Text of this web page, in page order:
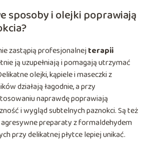
sposoby i olejki poprawiają
zastąpią profesjonalnejterapii
ją uzupełniają i pomagają utrzymać
olejki, kąpiele i maseczki z
działają łagodnie, a przy
naprawdę poprawiają
i wygląd subtelnych paznokci. Są też
agresywne preparaty z formaldehydem
przy delikatnej płytce lepiej unikać.